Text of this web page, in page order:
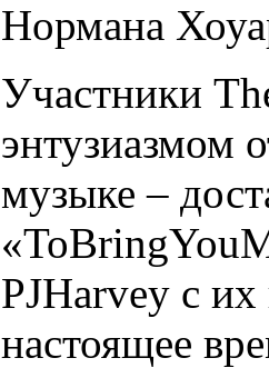
Нормана
Участники
энтузиазмом
музыке –
«ToBringYou
PJHarvey с их
настоящее